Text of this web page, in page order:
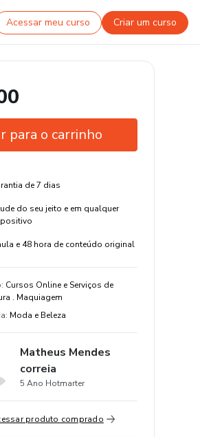
Acessar meu curso Criar um curso
para o carrinho
de 7 dias
do seu jeito e em qualquer
e 48 hora de conteúdo original
: Cursos Online e Serviços de
. Maquiagem
: Moda e Beleza
Matheus Mendes
correia
5 Ano Hotmarter
produto comprado